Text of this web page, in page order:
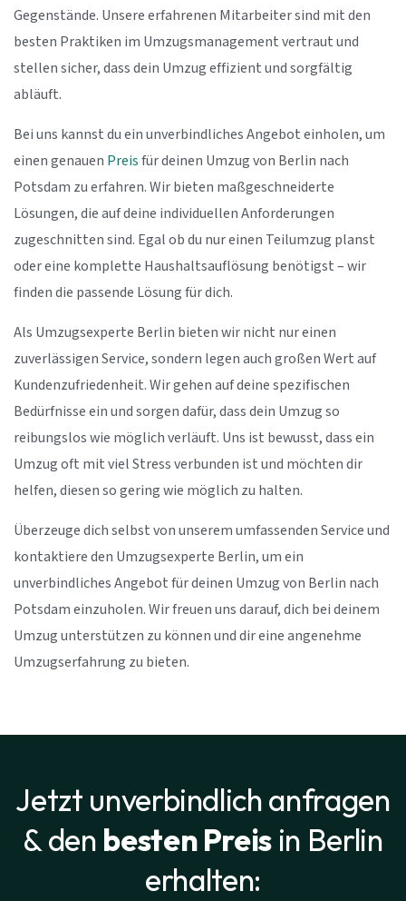
Gegenstände. Unsere erfahrenen Mitarbeiter sind mit den
besten Praktiken im Umzugsmanagement vertraut und
stellen sicher, dass dein Umzug effizient und sorgfältig
abläuft.
Bei uns kannst du ein unverbindliches Angebot einholen, um
einen genauen Preisfür deinen Umzug von Berlin nach
Potsdam zu erfahren. Wir bieten maßgeschneiderte
Lösungen, die auf deine individuellen Anforderungen
zugeschnitten sind. Egal ob du nur einen Teilumzug planst
oder eine komplette Haushaltsauflösung benötigst – wir
finden die passende Lösung für dich.
Als Umzugsexperte Berlin bieten wir nicht nur einen
zuverlässigen Service, sondern legen auch großen Wert auf
Kundenzufriedenheit. Wir gehen auf deine spezifischen
Bedürfnisse ein und sorgen dafür, dass dein Umzug so
reibungslos wie möglich verläuft. Uns ist bewusst, dass ein
Umzug oft mit viel Stress verbunden ist und möchten dir
helfen, diesen so gering wie möglich zu halten.
Überzeuge dich selbst von unserem umfassenden Service und
kontaktiere den Umzugsexperte Berlin, um ein
unverbindliches Angebot für deinen Umzug von Berlin nach
Potsdam einzuholen. Wir freuen uns darauf, dich bei deinem
Umzug unterstützen zu können und dir eine angenehme
Umzugserfahrung zu bieten.
Jetzt unverbindlich anfragen
& den besten Preis in Berlin
erhalten: